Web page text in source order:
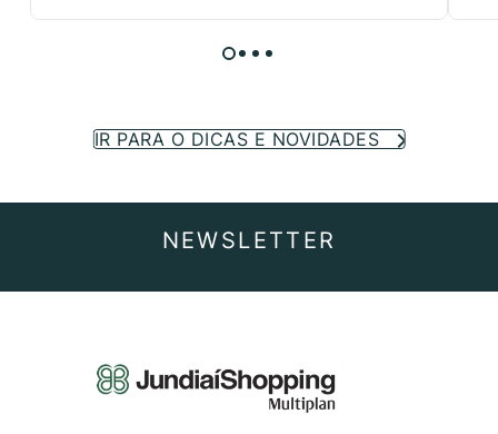
IR PARA O DICAS E NOVIDADES
NEWSLETTER